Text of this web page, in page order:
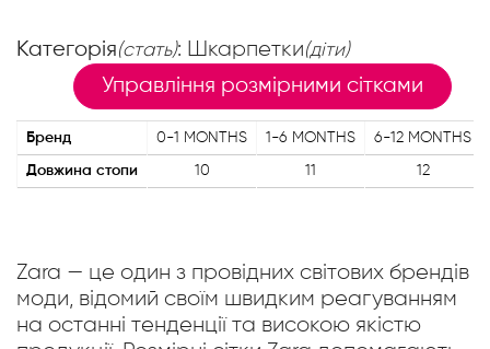
Категорія(стать): Шкарпетки(діти)
Управління розмірними сітками
Бренд 0-1 MONTHS 1-6 MONTHS 6-12 MONTHS
Довжина стопи 10 11 12
Zara — це один з провідних світових брендів
моди, відомий своїм швидким реагуванням
на останні тенденції та високою якістю